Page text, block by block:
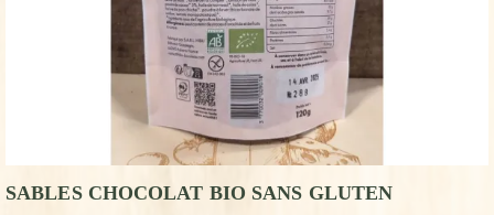
SABLES CHOCOLAT BIO SANS GLUTEN